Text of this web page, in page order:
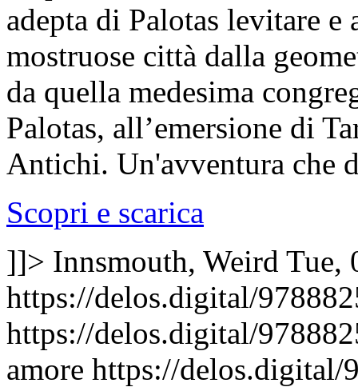
adepta di Palotas levitare e
mostruose città dalla
da quella medesima
Palotas, all’emersione di
Antichi. Un'avventura che
Scopri e scarica
]]> Innsmouth, Weird Tue,
https://delos.digital/
https://delos.digital/
amore https://delos.digital/